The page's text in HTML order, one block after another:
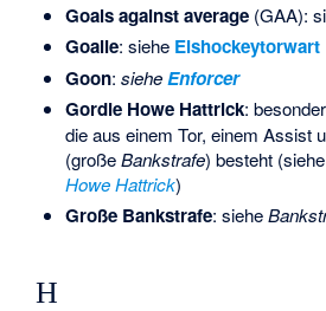
Goals against average(GAA):
Goalie: siehe Eishockeytorwart
Goon: sieheEnforcer
Gordie Howe Hattrick:
die aus einem Tor, einem Assist
(großeBankstrafe) besteht
Howe Hattrick)
Große Bankstrafe: siehe
H